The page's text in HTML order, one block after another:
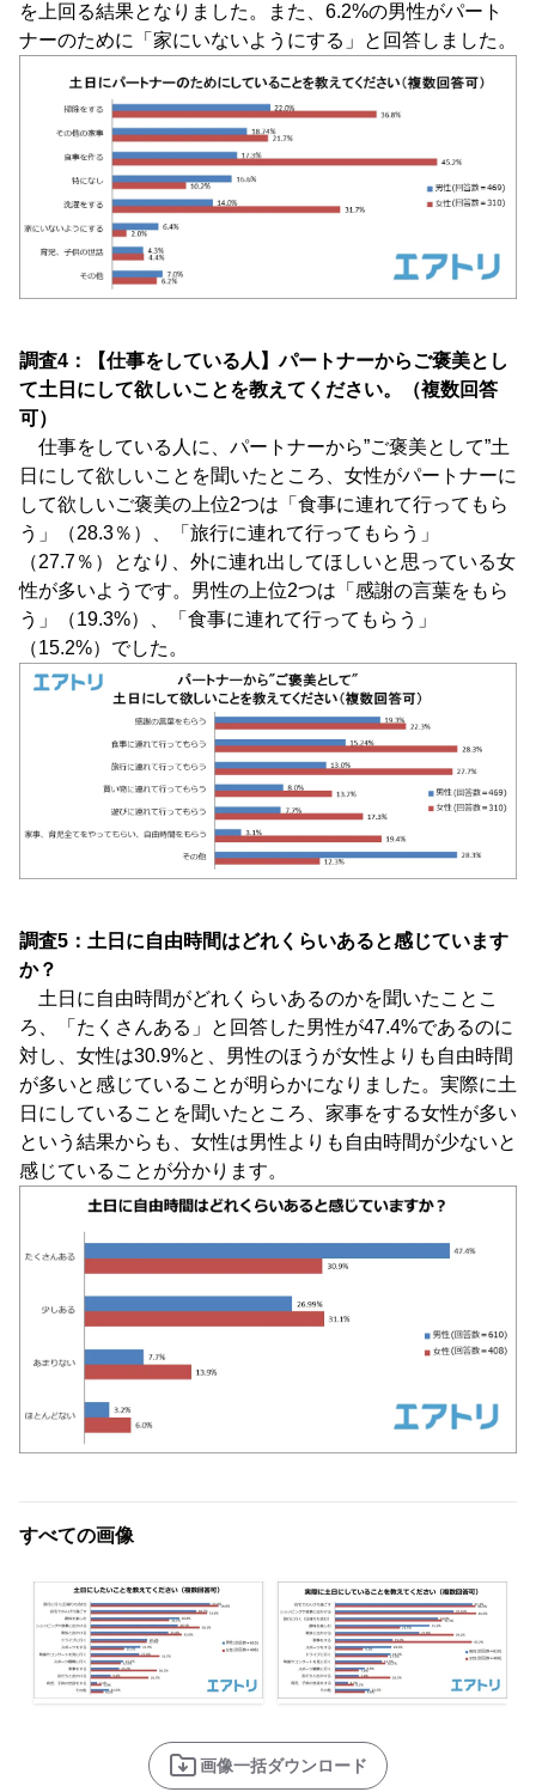
を上回る結果となりました。また、6.2%の男性がパート
ナーのために「家にいないようにする」と回答しました。
調査4：【仕事をしている人】パートナーからご褒美とし
て土日にして欲しいことを教えてください。（複数回答
可）
仕事をしている人に、パートナーから”ご褒美として”土
日にして欲しいことを聞いたところ、女性がパートナーに
して欲しいご褒美の上位2つは「食事に連れて行ってもら
う」（28.3％）、「旅行に連れて行ってもらう」
（27.7％）となり、外に連れ出してほしいと思っている女
性が多いようです。男性の上位2つは「感謝の言葉をもら
う」（19.3%）、「食事に連れて行ってもらう」
（15.2%）でした。
調査5：土日に自由時間はどれくらいあると感じています
か？
土日に自由時間がどれくらいあるのかを聞いたことこ
ろ、「たくさんある」と回答した男性が47.4%であるのに
対し、女性は30.9%と、男性のほうが女性よりも自由時間
が多いと感じていることが明らかになりました。実際に土
日にしていることを聞いたところ、家事をする女性が多い
という結果からも、女性は男性よりも自由時間が少ないと
感じていることが分かります。
すべての画像
画像一括ダウンロード